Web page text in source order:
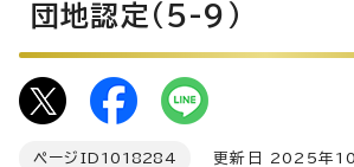
団地認定（5-9）
ページID 1018284 更新日 2025年10